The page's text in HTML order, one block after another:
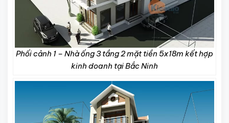
Phối cảnh 1 – Nhà ống 3 tầng 2 mặt tiền 5x18m kết hợp
kinh doanh tại Bắc Ninh